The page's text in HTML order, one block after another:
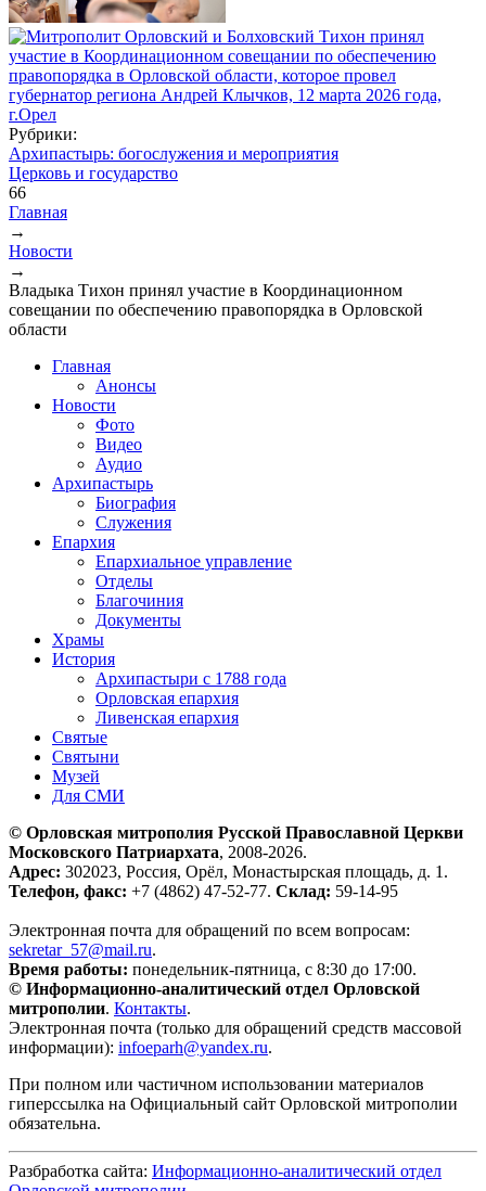
Рубрики:
Архипастырь: богослужения и мероприятия
Церковь и государство
66
Вы здесь
Главная
→
Новости
→
Владыка Тихон принял участие в Координационном
совещании по обеспечению правопорядка в Орловской
области
Главная
Анонсы
Новости
Фото
Видео
Аудио
Архипастырь
Биография
Служения
Епархия
Епархиальное управление
Отделы
Благочиния
Документы
Храмы
История
Архипастыри с 1788 года
Орловская епархия
Ливенская епархия
Святые
Святыни
Музей
Для СМИ
© Орловская митрополия Русской Православной Церкви
Московского Патриархата, 2008-2026.
Адрес: 302023, Россия, Орёл, Монастырская площадь, д. 1.
Телефон, факс: +7 (4862) 47-52-77. Склад: 59-14-95
Электронная почта для обращений по всем вопросам:
sekretar_57@mail.ru.
Время работы: понедельник-пятница, с 8:30 до 17:00.
© Информационно-аналитический отдел Орловской
митрополии. Контакты.
Электронная почта (только для обращений средств массовой
информации): infoeparh@yandex.ru.
При полном или частичном использовании материалов
гиперссылка на Официальный сайт Орловской митрополии
обязательна.
Разбработка сайта: Информационно-аналитический отдел